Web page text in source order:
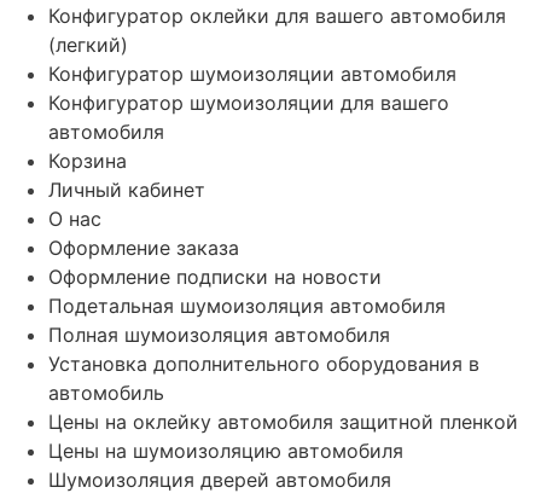
Конфигуратор оклейки для вашего автомобиля
(легкий)
Конфигуратор шумоизоляции автомобиля
Конфигуратор шумоизоляции для вашего
автомобиля
Корзина
Личный кабинет
О нас
Оформление заказа
Оформление подписки на новости
Подетальная шумоизоляция автомобиля
Полная шумоизоляция автомобиля
Установка дополнительного оборудования в
автомобиль
Цены на оклейку автомобиля защитной пленкой
Цены на шумоизоляцию автомобиля
Шумоизоляция дверей автомобиля